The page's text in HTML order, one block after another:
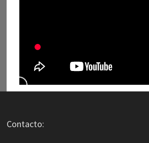
Contacto: